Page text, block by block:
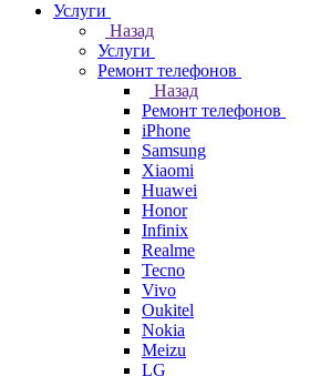
Услуги
Назад
Услуги
Ремонт телефонов
Назад
Ремонт телефонов
iPhone
Samsung
Xiaomi
Huawei
Honor
Infinix
Realme
Tecno
Vivo
Oukitel
Nokia
Meizu
LG